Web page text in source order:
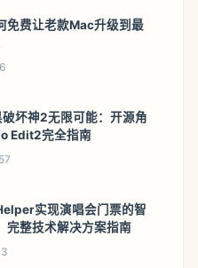
免费让老款Mac升级到最
坏神2无限可能：开源角
Edit2完全指南
实现演唱会门票的智
完整技术解决方案指南